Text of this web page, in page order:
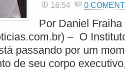
16:54 0
Por Daniel Fraiha
– O
passando por um
de seu corpo